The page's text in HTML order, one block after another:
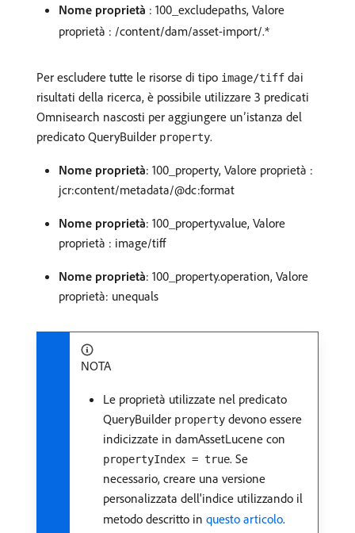
Nome proprietà : 100_excludepaths, Valore
proprietà : /content/dam/asset-import/.*
Per escludere tutte le risorse di tipo image/tiff dai
risultati della ricerca, è possibile utilizzare 3 predicati
Omnisearch nascosti per aggiungere un’istanza del
predicato QueryBuilder property.
Nome proprietà: 100_property, Valore proprietà :
jcr:content/metadata/@dc:format
Nome proprietà: 100_property.value, Valore
proprietà : image/tiff
Nome proprietà: 100_property.operation, Valore
proprietà: unequals
NOTA
Le proprietà utilizzate nel predicato
QueryBuilder property devono essere
indicizzate in damAssetLucene con
propertyIndex = true. Se
necessario, creare una versione
personalizzata dell'indice utilizzando il
metodo descritto in questo articolo.